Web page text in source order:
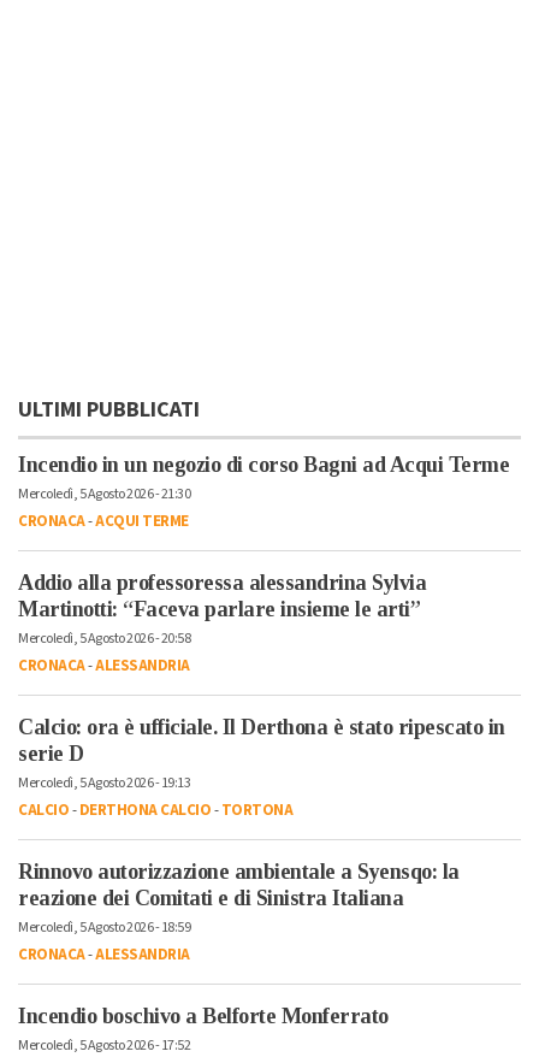
ULTIMI PUBBLICATI
Incendio in un negozio di corso Bagni ad Acqui Terme
Mercoledì, 5 Agosto 2026 - 21:30
CRONACA-ACQUI TERME
Addio alla professoressa alessandrina Sylvia
Martinotti: “Faceva parlare insieme le arti”
Mercoledì, 5 Agosto 2026 - 20:58
CRONACA-ALESSANDRIA
Calcio: ora è ufficiale. Il Derthona è stato ripescato in
serie D
Mercoledì, 5 Agosto 2026 - 19:13
CALCIO-DERTHONA CALCIO-TORTONA
Rinnovo autorizzazione ambientale a Syensqo: la
reazione dei Comitati e di Sinistra Italiana
Mercoledì, 5 Agosto 2026 - 18:59
CRONACA-ALESSANDRIA
Incendio boschivo a Belforte Monferrato
Mercoledì, 5 Agosto 2026 - 17:52